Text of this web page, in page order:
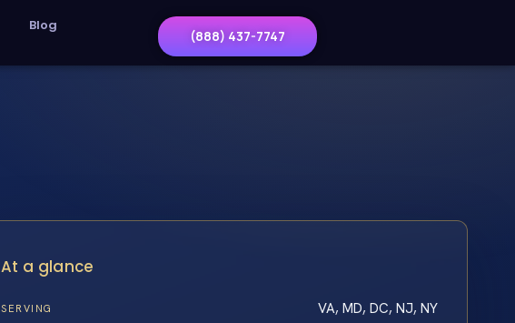
Blog
(888) 437-7747
At a glance
SERVING VA, MD, DC, NJ, NY